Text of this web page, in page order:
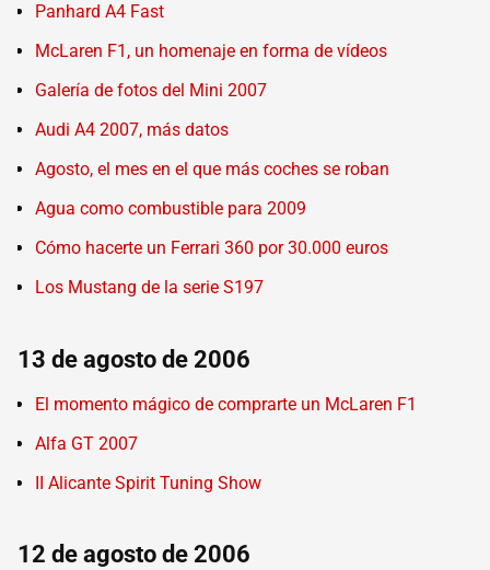
Panhard A4 Fast
McLaren F1, un homenaje en forma de vídeos
Galería de fotos del Mini 2007
Audi A4 2007, más datos
Agosto, el mes en el que más coches se roban
Agua como combustible para 2009
Cómo hacerte un Ferrari 360 por 30.000 euros
Los Mustang de la serie S197
13 de agosto de 2006
El momento mágico de comprarte un McLaren F1
Alfa GT 2007
II Alicante Spirit Tuning Show
12 de agosto de 2006